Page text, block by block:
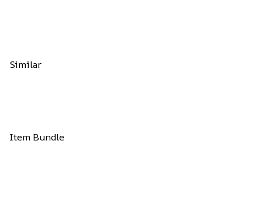
Similar
Item Bundle